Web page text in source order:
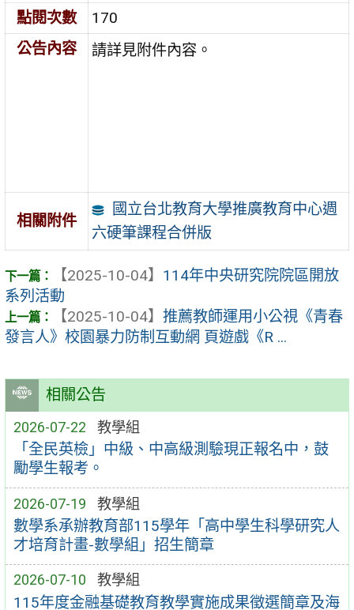
相關公告
2026-07-22 教學組
「全民英檢」中級、中高級測驗現正報名中，鼓
勵學生報考。
2026-07-19 教學組
數學系承辦教育部115學年「高中學生科學研究人
才培育計畫-數學組」招生簡章
2026-07-10 教學組
115年度金融基礎教育教學實施成果徵選簡章及海
點閱次數
170
公告內容
請詳見附件內容。
相關附件
國立台北教育大學推廣教育中心週
六硬筆課程合併版
【2025-10-04】 114年中央研究院院區開放
系列活動
【2025-10-04】 推薦教師運用小公視《青春
發言人》校園暴力防制互動網 頁遊戲《R ...